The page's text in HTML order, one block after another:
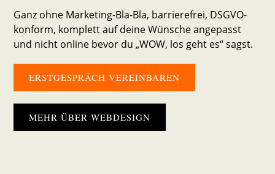
Ganz ohne Marketing-Bla-Bla, barrierefrei, DSGVO-
konform, komplett auf deine Wünsche angepasst
und nicht online bevor du „WOW, los geht es“ sagst.
ERSTGESPRÄCH VEREINBAREN
MEHR ÜBER WEBDESIGN